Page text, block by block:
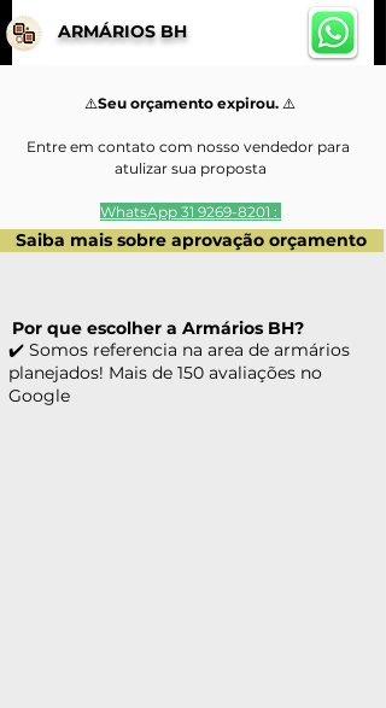
ARMÁRIOS BH
⚠️Seu orçamento expirou. ⚠️
Entre em contato com nosso vendedor para
atulizar sua proposta
WhatsApp 31 9269-8201 :
Saiba mais sobre aprovação orçamento
✔️ Somos referencia na area de armários
planejados! Mais de 150 avaliações no
Google
Por que escolher a Armários BH?